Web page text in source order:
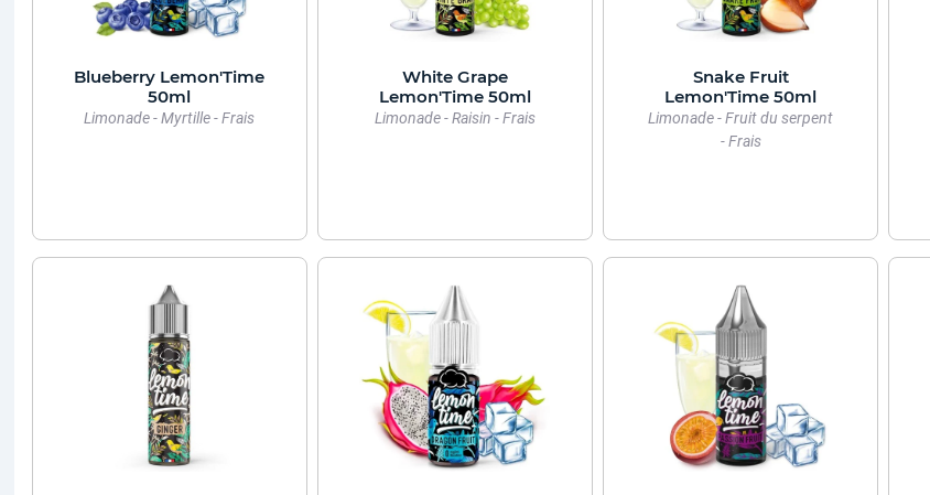
Blueberry Lemon'Time
50ml
Limonade - Myrtille - Frais
White Grape
Lemon'Time 50ml
Limonade - Raisin - Frais
Snake Fruit
Lemon'Time 50ml
Limonade - Fruit du serpent
- Frais